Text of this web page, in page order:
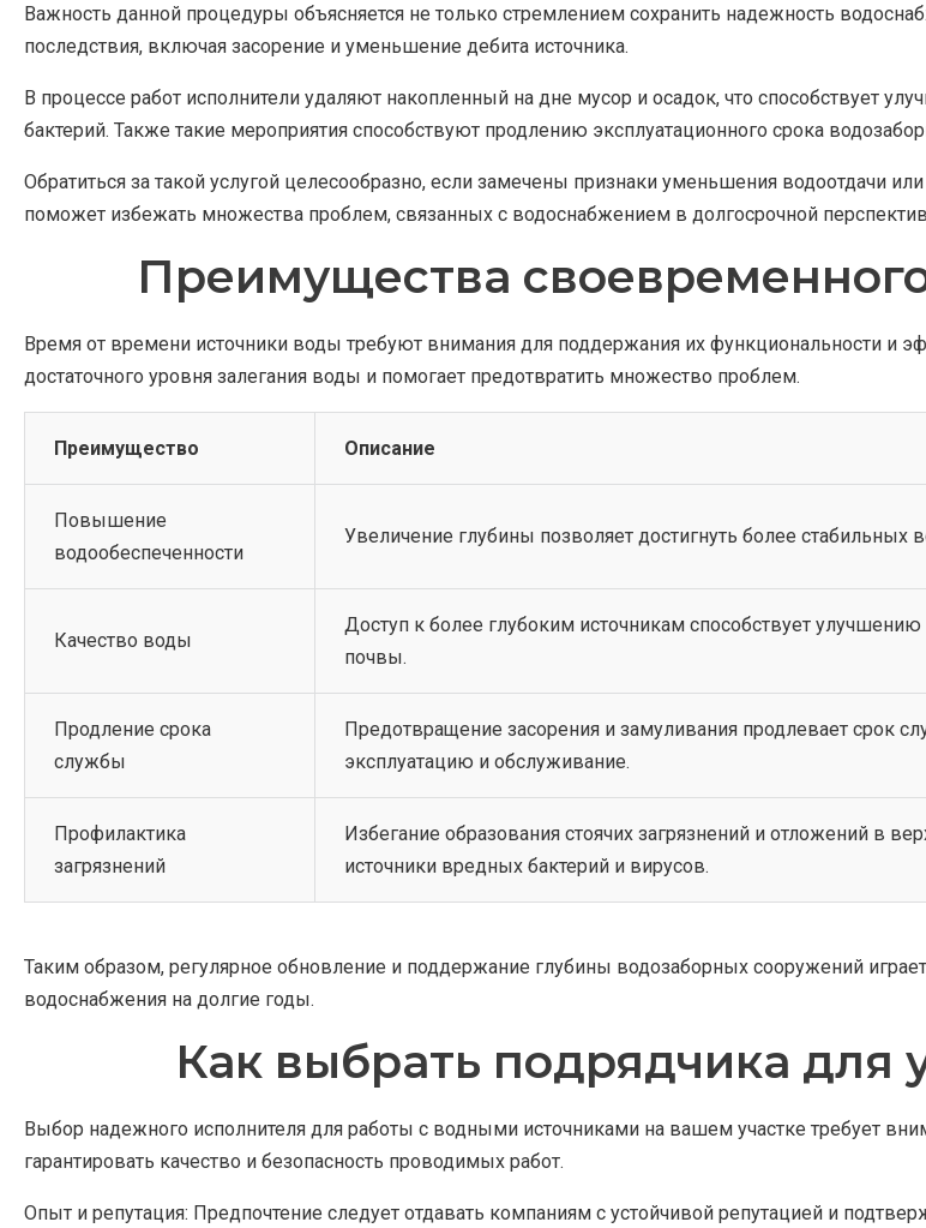
Важность данной процедуры объясняется не только стремлением сохранить надежность
последствия, включая засорение и уменьшение дебита источника.
В процессе работ исполнители удаляют накопленный на дне мусор и осадок, что способствует
бактерий. Также такие мероприятия способствуют продлению эксплуатационного срока
Обратиться за такой услугой целесообразно, если замечены признаки уменьшения водоотдачи
поможет избежать множества проблем, связанных с водоснабжением в долгосрочной
Преимущества
Время от времени источники воды требуют внимания для поддержания их функциональности и
достаточного уровня залегания воды и помогает предотвратить множество проблем.
Преимущество Описание
Повышение
водообеспеченности
Увеличение глубины позволяет достигнуть более
Качество воды
Доступ к более глубоким источникам способствует
почвы.
Продление срока
службы
Предотвращение засорения и замуливания продлевает срок
эксплуатацию и обслуживание.
Профилактика
загрязнений
Избегание образования стоячих загрязнений и отложений в
источники вредных бактерий и вирусов.
Таким образом, регулярное обновление и поддержание глубины водозаборных сооружений
водоснабжения на долгие годы.
Как выбрать подрядчика для
Выбор надежного исполнителя для работы с водными источниками на вашем участке требует
гарантировать качество и безопасность проводимых работ.
Опыт и репутация: Предпочтение следует отдавать компаниям с устойчивой репутацией и